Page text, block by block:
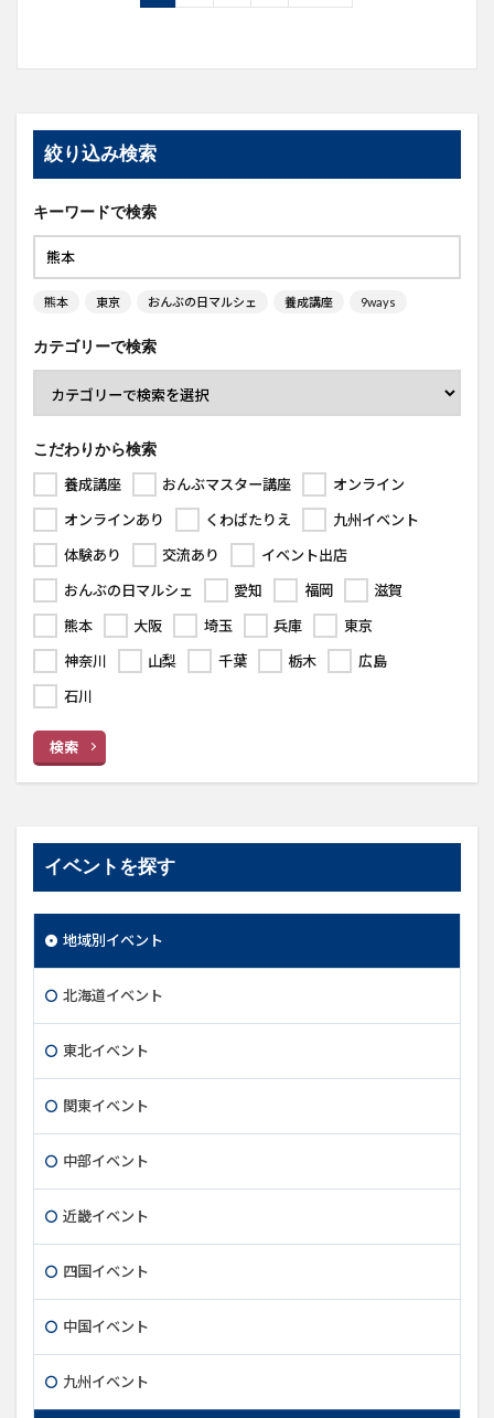
絞り込み検索
キーワードで検索
熊本 東京 おんぶの日マルシェ 養成講座 9ways
カテゴリーで検索
こだわりから検索
養成講座
おんぶマスター講座
オンライン
オンラインあり
くわばたりえ
九州イベント
体験あり
交流あり
イベント出店
おんぶの日マルシェ
愛知 福岡
滋賀
熊本
大阪 埼玉 兵庫
東京
神奈川
山梨 千葉 栃木
広島
石川
検索
イベントを探す
地域別イベント
北海道イベント
東北イベント
関東イベント
中部イベント
近畿イベント
四国イベント
中国イベント
九州イベント